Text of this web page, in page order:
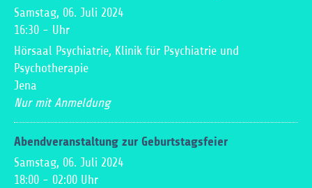
Samstag, 06. Juli 2024
16:30 - Uhr
Hörsaal Psychiatrie, Klinik für Psychiatrie und
Psychotherapie
Jena
Nur mit Anmeldung
Abendveranstaltung zur Geburtstagsfeier
Samstag, 06. Juli 2024
18:00 - 02:00 Uhr